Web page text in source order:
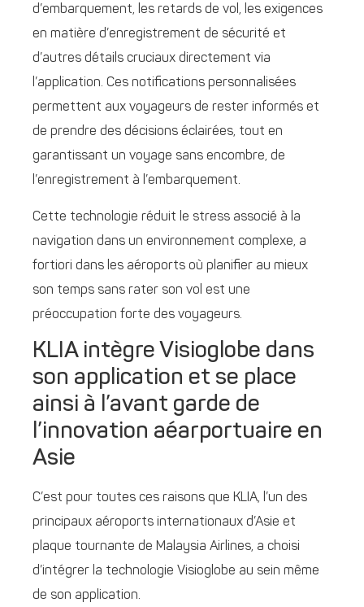
d’embarquement, les retards de vol, les exigences
en matière d’enregistrement de sécurité et
d’autres détails cruciaux directement via
l’application. Ces notifications personnalisées
permettent aux voyageurs de rester informés et
de prendre des décisions éclairées, tout en
garantissant un voyage sans encombre, de
l’enregistrement à l’embarquement.
Cette technologie réduit le stress associé à la
navigation dans un environnement complexe, a
fortiori dans les aéroports où planifier au mieux
son temps sans rater son vol est une
préoccupation forte des voyageurs.
KLIA intègre Visioglobe dans
son application et se place
ainsi à l’avant garde de
l’innovation aéarportuaire en
Asie
C’est pour toutes ces raisons que KLIA, l’un des
principaux aéroports internationaux d’Asie et
plaque tournante de Malaysia Airlines, a choisi
d’intégrer la technologie Visioglobe au sein même
de son application.